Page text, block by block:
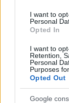
I want to
Personal
Opted In
I want to
Retention,
Personal
Purposes
Opted Out
Google
administración
Champions con
Una vez pulse en
ventana en la
transferir la
comunio-cl.com)